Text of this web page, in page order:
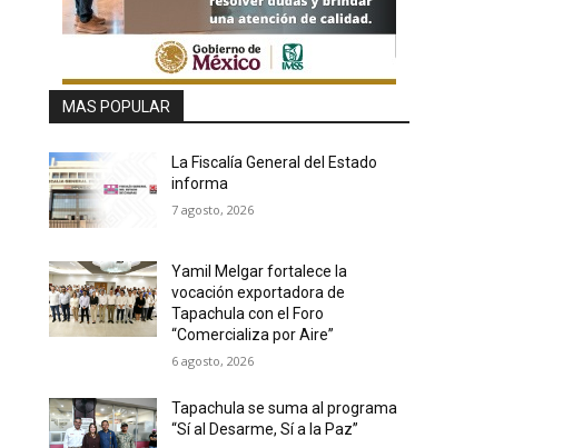
MAS POPULAR
La Fiscalía General del Estado
informa
7 agosto, 2026
Yamil Melgar fortalece la
vocación exportadora de
Tapachula con el Foro
“Comercializa por Aire”
6 agosto, 2026
Tapachula se suma al programa
“Sí al Desarme, Sí a la Paz”